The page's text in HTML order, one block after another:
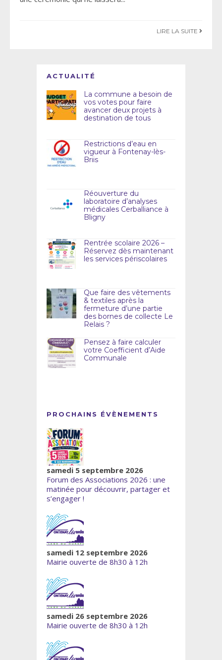
LIRE LA SUITE
ACTUALITÉ
La commune a besoin de
vos votes pour faire
avancer deux projets à
destination de tous
Restrictions d’eau en
vigueur à Fontenay-lès-
Briis
Réouverture du
laboratoire d’analyses
médicales Cerballiance à
Bligny
Rentrée scolaire 2026 –
Réservez dès maintenant
les services périscolaires
Que faire des vêtements
& textiles après la
fermeture d’une partie
des bornes de collecte Le
Relais ?
Pensez à faire calculer
votre Coefficient d’Aide
Communale
PROCHAINS ÉVÈNEMENTS
samedi 5 septembre 2026
Forum des Associations 2026 : une
matinée pour découvrir, partager et
s’engager !
samedi 12 septembre 2026
Mairie ouverte de 8h30 à 12h
samedi 26 septembre 2026
Mairie ouverte de 8h30 à 12h